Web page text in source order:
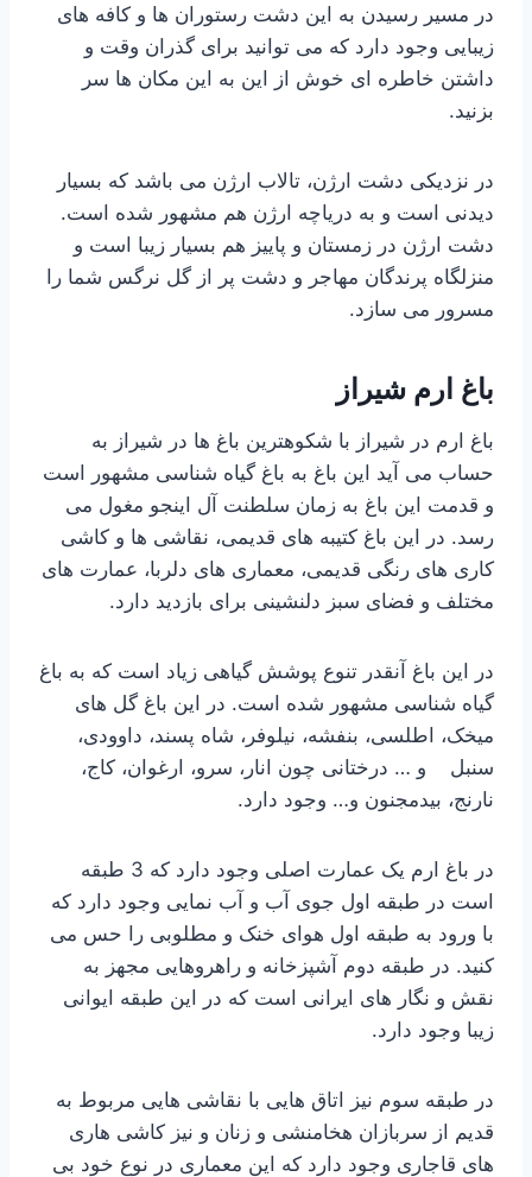
در مسیر رسیدن به این دشت رستوران ها و کافه های
زیبایی وجود دارد که می توانید برای گذران وقت و
داشتن خاطره ای خوش از این به این مکان ها سر
بزنید.
در نزدیکی دشت ارژن، تالاب ارژن می باشد که بسیار
دیدنی است و به دریاچه ارژن هم مشهور شده است.
دشت ارژن در زمستان و پاییز هم بسیار زیبا است و
منزلگاه پرندگان مهاجر و دشت پر از گل نرگس شما را
مسرور می سازد.
باغ ارم شیراز
باغ ارم در شیراز با شکوهترین باغ ها در شیراز به
حساب می آید این باغ به باغ گیاه شناسی مشهور است
و قدمت این باغ به زمان سلطنت آل اینجو مغول می
رسد. در این باغ کتیبه های قدیمی، نقاشی ها و کاشی
کاری های رنگی قدیمی، معماری های دلربا، عمارت های
مختلف و فضای سبز دلنشینی برای بازدید دارد.
در این باغ آنقدر تنوع پوشش گیاهی زیاد است که به باغ
گیاه شناسی مشهور شده است. در این باغ گل های
میخک، اطلسی، بنفشه، نیلوفر، شاه پسند، داوودی،
سنبل و … درختانی چون انار، سرو، ارغوان، کاج،
نارنج، بیدمجنون و… وجود دارد.
در باغ ارم یک عمارت اصلی وجود دارد که 3 طبقه
است در طبقه اول جوی آب و آب نمایی وجود دارد که
با ورود به طبقه اول هوای خنک و مطلوبی را حس می
کنید. در طبقه دوم آشپزخانه و راهروهایی مجهز به
نقش و نگار های ایرانی است که در این طبقه ایوانی
زیبا وجود دارد.
در طبقه سوم نیز اتاق هایی با نقاشی هایی مربوط به
قدیم از سربازان هخامنشی و زنان و نیز کاشی هاری
های قاجاری وجود دارد که این معماری در نوع خود بی